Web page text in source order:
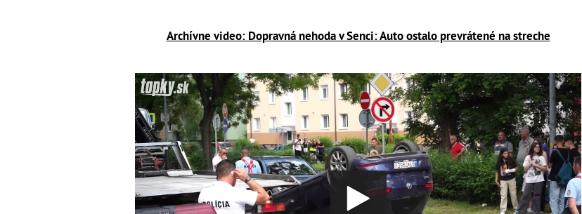
Archívne video: Dopravná nehoda v Senci: Auto ostalo prevrátené na streche